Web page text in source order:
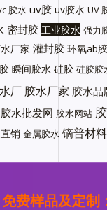
胶水 uv胶 uv胶水 UV
密封胶 工业胶水 强力
厂家 灌封胶 环氧ab胶
瞬间胶水 硅胶 硅胶胶
厂 胶水厂家 胶水品
胶水批发网 胶水网站
销 金属胶水 镝普材料
免费样品及定制